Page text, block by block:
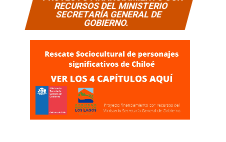
RECURSOS DEL MINISTERIO
SECRETARÍA GENERAL DE
GOBIERNO.